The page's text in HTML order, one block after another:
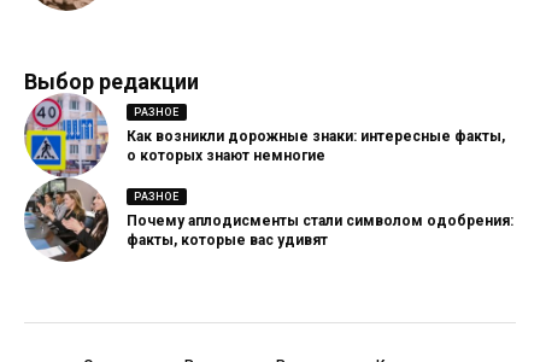
Выбор редакции
РАЗНОЕ
Как возникли дорожные знаки: интересные факты,
о которых знают немногие
РАЗНОЕ
Почему аплодисменты стали символом одобрения:
факты, которые вас удивят